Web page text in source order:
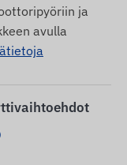
ja
avulla